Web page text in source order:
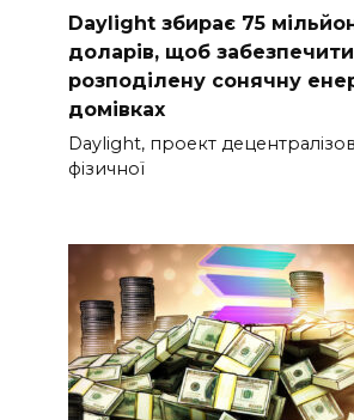
Daylight збирає 75
доларів, щоб забезпечити
розподілену сонячну
домівках
Daylight, проект
фізичної